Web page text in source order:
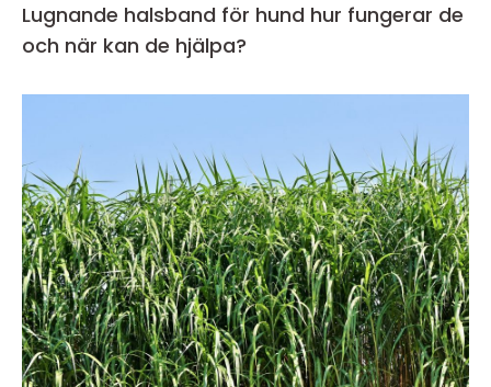
Lugnande halsband för hund hur fungerar de
och när kan de hjälpa?